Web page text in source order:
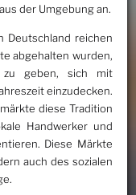
der Umgebung an.
Deutschland reichen
abgehalten wurden,
zu geben, sich mit
einzudecken.
diese Tradition
Handwerker und
Diese Märkte
auch des sozialen